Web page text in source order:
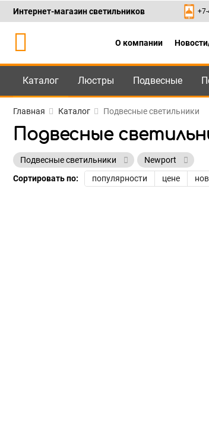
Каталог
Интернет-магазин светильников
О компании
Каталог Люстры Подвесные
Главная Каталог Подвесные светильники
Подвесные
Подвесные светильники
Newport
Сортировать по:
популярности цене